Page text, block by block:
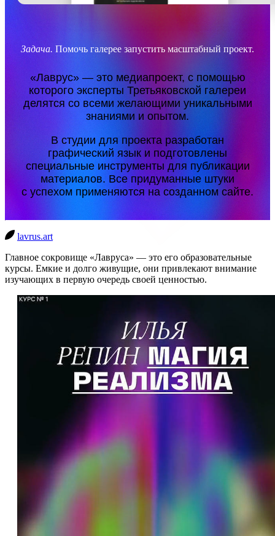
Задача. Помочь галерее запустить масштабный проект.
«Лаврус» — это медиапроект, с помощью
которого эксперты Третьяковской галереи
делятся со всеми желающими уникальными
знаниями и опытом.
В студии для проекта разработан
графический язык и подготовлены
специальные инструменты для публикации
материалов. Все придуманные штуки
с успехом применяются на созданном сайте.
lavrus.art
Главное сокровище «Лавруса» — это его образовательные
курсы. Емкие и долго живущие, они привлекают внимание
изучающих в первую очередь своей ценностью.